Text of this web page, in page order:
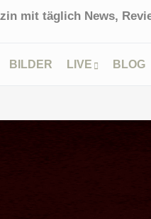
mit täglich News,
BILDER LIVE BLOG